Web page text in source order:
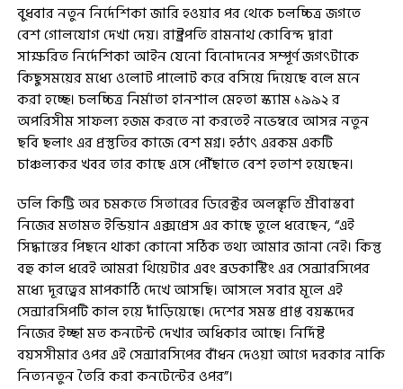
বুধবার নতুন নির্দেশিকা জারি হওয়ার পর থেকে চলচ্চিত্র জগতে
বেশ গোলযোগ দেখা দেয়। রাষ্ট্রপতি রামনাথ কোবিন্দ দ্বারা
সাক্ষরিত নির্দেশিকা আইন যেনো বিনোদনের সম্পূর্ণ জগৎটাকে
কিছুসময়ের মধ্যে ওলোট পালোট করে বসিয়ে দিয়েছে বলে মনে
করা হচ্ছে। চলচ্চিত্র নির্মাতা হানশাল মেহতা স্ক্যাম ১৯৯২ র
অপরিসীম সাফল্য হজম করতে না করতেই নভেম্বরে আসন্ন নতুন
ছবি ছলাং এর প্রস্তুতির কাজে বেশ মগ্ন। হঠাৎ এরকম একটি
চাঞ্চল্যকর খবর তার কাছে এসে পৌঁছাতে বেশ হতাশ হয়েছেন।
ডলি কিট্টি অর চমকতে সিতারের ডিরেক্টর অলঙ্কৃতি শ্রীবাস্তবা
নিজের মতামত ইন্ডিয়ান এক্সপ্রেস এর কাছে তুলে ধরেছেন, “এই
সিদ্ধান্তের পিছনে থাকা কোনো সঠিক তথ্য আমার জানা নেই। কিন্তু
বহু কাল ধরেই আমরা থিয়েটার এবং ব্রডকাস্টিং এর সেন্সারসিপের
মধ্যে দূরত্বের মাপকাঠি দেখে আসছি। আসলে সবার মূলে এই
সেন্সারসিপটি কাল হয়ে দাঁড়িয়েছে। দেশের সমস্ত প্রাপ্ত বয়স্কদের
নিজের ইচ্ছা মত কনটেন্ট দেখার অধিকার আছে। নির্দিষ্ট
বয়সসীমার ওপর এই সেন্সারসিপের বাঁধন দেওয়া আগে দরকার নাকি
নিত্যনতুন তৈরি করা কনটেন্টের ওপর”।